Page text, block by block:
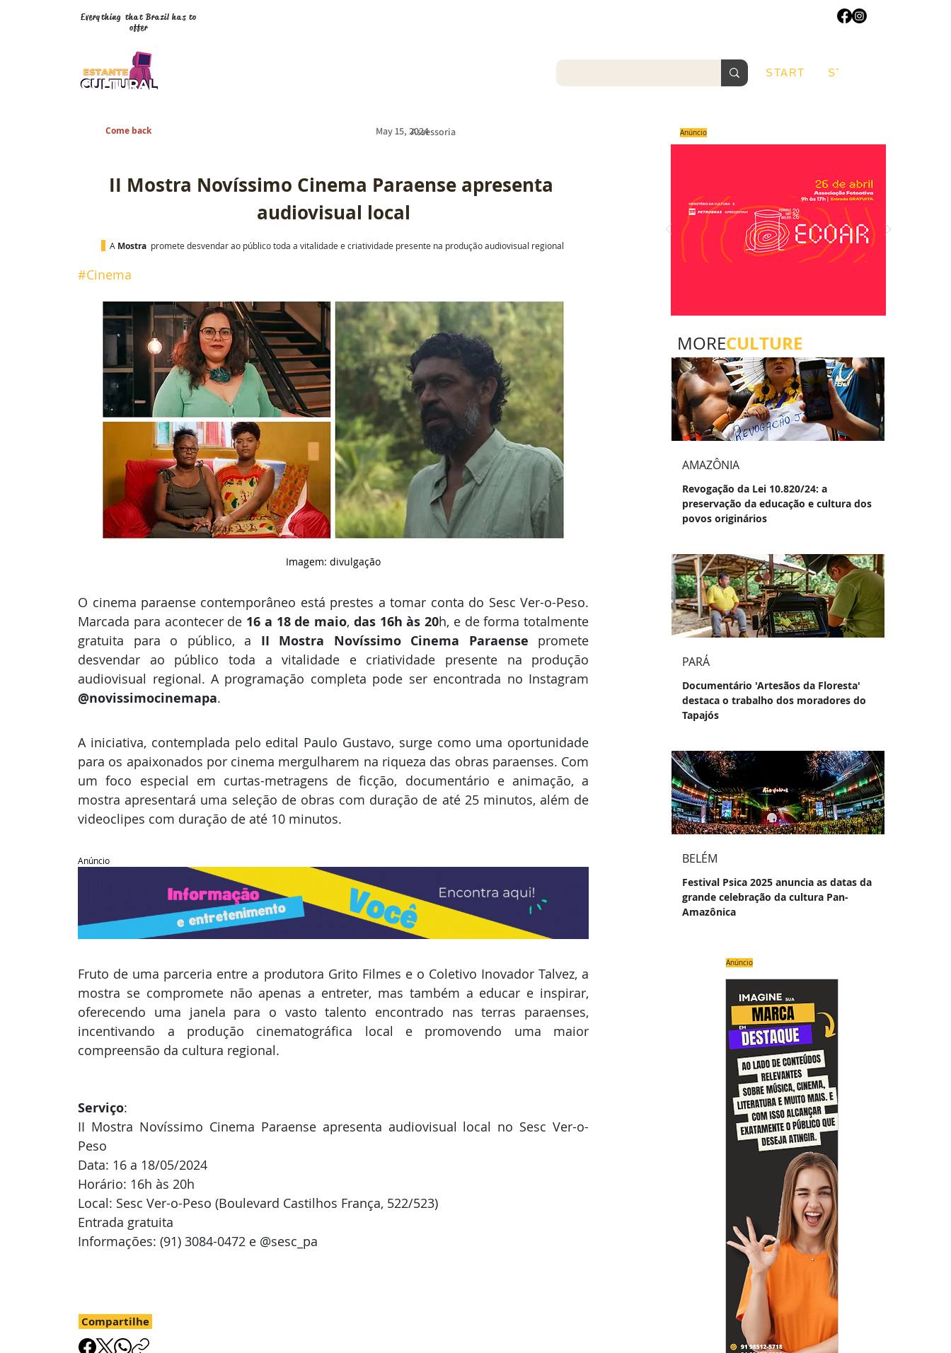
Everything that Brazil has to
offer
START START
Come back May 15, 2024Assessoria
II Mostra Novíssimo Cinema Paraense apresenta
audiovisual local
A Mostra promete desvendar ao público toda a vitalidade e criatividade presente na produção audiovisual regional
#Cinema
Imagem: divulgação
O cinema paraense contemporâneo está prestes a tomar conta do Sesc Ver-o-Peso.
Marcada para acontecer de 16 a 18 de maio, das 16h às 20h, e de forma totalmente
gratuita para o público, a II Mostra Novíssimo Cinema Paraense promete
desvendar ao público toda a vitalidade e criatividade presente na produção
@novissimocinemapa.
A iniciativa, contemplada pelo edital Paulo Gustavo, surge como uma oportunidade
para os apaixonados por cinema mergulharem na riqueza das obras paraenses. Com
um foco especial em curtas-metragens de ficção, documentário e animação, a
mostra apresentará uma seleção de obras com duração de até 25 minutos, além de
videoclipes com duração de até 10 minutos.
Anúncio
Fruto de uma parceria entre a produtora Grito Filmes e o Coletivo Inovador Talvez, a
mostra se compromete não apenas a entreter, mas também a educar e inspirar,
oferecendo uma janela para o vasto talento encontrado nas terras paraenses,
incentivando a produção cinematográfica local e promovendo uma maior
compreensão da cultura regional.
Serviço:
II Mostra Novíssimo Cinema Paraense apresenta audiovisual local no Sesc Ver-o-
Peso
Data: 16 a 18/05/2024
Horário: 16h às 20h
Local: Sesc Ver-o-Peso (Boulevard Castilhos França, 522/523)
Entrada gratuita
Informações: (91) 3084-0472 e @sesc_pa
Compartilhe
Anúncio
MORECULTURE
AMAZÔNIA
Revogação da Lei 10.820/24: a
preservação da educação e cultura dos
povos originários
PARÁ
Documentário 'Artesãos da Floresta'
destaca o trabalho dos moradores do
Tapajós
BELÉM
Festival Psica 2025 anuncia as datas da
grande celebração da cultura Pan-
Amazônica
Anúncio